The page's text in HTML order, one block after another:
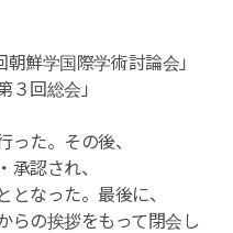
鮮学国際学術討論会」
３回総会」
った。その後、
承認され、
となった。最後に、
らの挨拶をもって閉会し